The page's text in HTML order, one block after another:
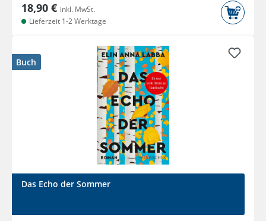
18,90 € inkl. MwSt.
Lieferzeit 1-2 Werktage
Buch
Das Echo der Sommer